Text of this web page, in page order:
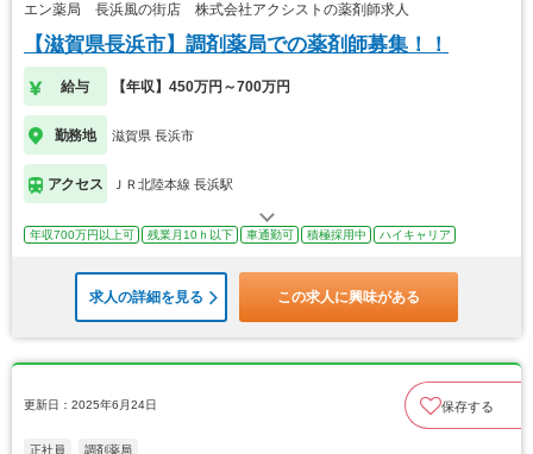
エン薬局 長浜風の街店 株式会社アクシストの薬剤師求人
【滋賀県長浜市】調剤薬局での薬剤師募集！！
給与 【年収】450万円～700万円
勤務地 滋賀県 長浜市
アクセス ＪＲ北陸本線 長浜駅
年収700万円以上可 残業月10ｈ以下 車通勤可 積極採用中 ハイキャリア
求人の詳細を見る この求人に興味がある
更新日：2025年6月24日 保存する
正社員 調剤薬局